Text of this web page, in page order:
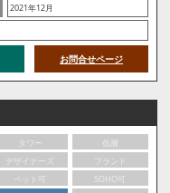
2021年12月
お問合せページ
タワー
低層
デザイナーズ
ブランド
ペット可
SOHO可